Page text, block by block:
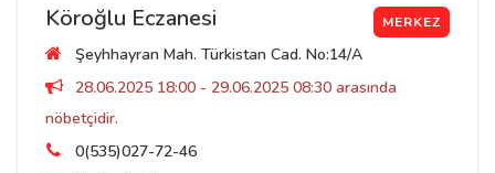
Köroğlu Eczanesi MERKEZ
Şeyhhayran Mah. Türkistan Cad. No:14/A
28.06.2025 18:00 - 29.06.2025 08:30 arasında
nöbetçidir.
0(535)027-72-46